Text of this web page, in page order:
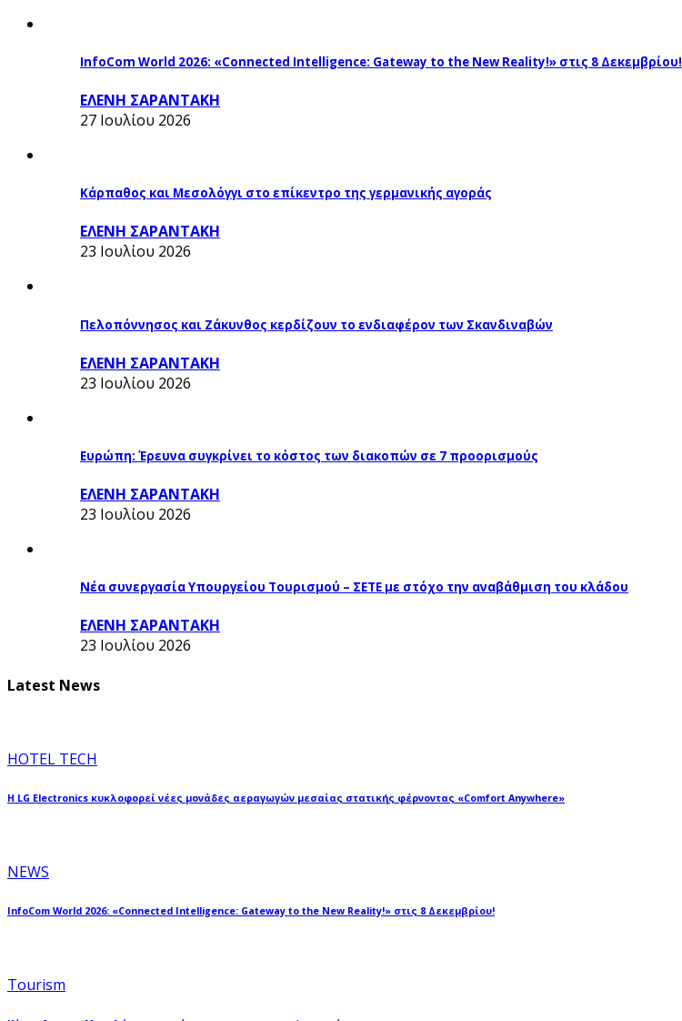
InfoCom World 2026: «Connected Intelligence: Gateway to the New Reality!» στις 8 Δεκεμβρίου!
ΕΛΕΝΗ ΣΑΡΑΝΤΑΚΗ
27 Ιουλίου 2026
Κάρπαθος και Μεσολόγγι στο επίκεντρο της γερμανικής αγοράς
ΕΛΕΝΗ ΣΑΡΑΝΤΑΚΗ
23 Ιουλίου 2026
Πελοπόννησος και Ζάκυνθος κερδίζουν το ενδιαφέρον των Σκανδιναβών
ΕΛΕΝΗ ΣΑΡΑΝΤΑΚΗ
23 Ιουλίου 2026
Ευρώπη: Έρευνα συγκρίνει το κόστος των διακοπών σε 7 προορισμούς
ΕΛΕΝΗ ΣΑΡΑΝΤΑΚΗ
23 Ιουλίου 2026
Νέα συνεργασία Υπουργείου Τουρισμού – ΣΕΤΕ με στόχο την αναβάθμιση του κλάδου
ΕΛΕΝΗ ΣΑΡΑΝΤΑΚΗ
23 Ιουλίου 2026
Latest News
HOTEL TECH
Η LG Electronics κυκλοφορεί νέες μονάδες αεραγωγών μεσαίας στατικής φέρνοντας «Comfort Anywhere»
NEWS
InfoCom World 2026: «Connected Intelligence: Gateway to the New Reality!» στις 8 Δεκεμβρίου!
Tourism